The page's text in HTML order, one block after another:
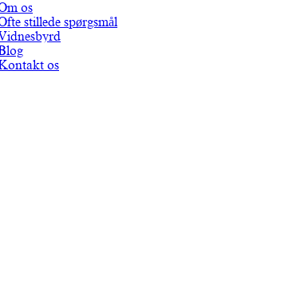
os
stillede spørgsmål
os